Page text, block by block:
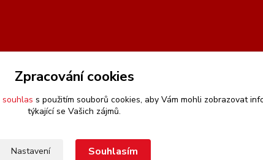
Zpracování cookies
souhlas s použitím souborů cookies, aby Vám mohli zobrazovat
týkající se Vašich zájmů.
Nastavení Souhlasím